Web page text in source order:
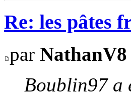
Re: les pâtes
par NathanV8
Boublin97 a